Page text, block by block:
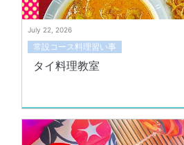
July 22, 2026
常設コース料理習い事
タイ料理教室